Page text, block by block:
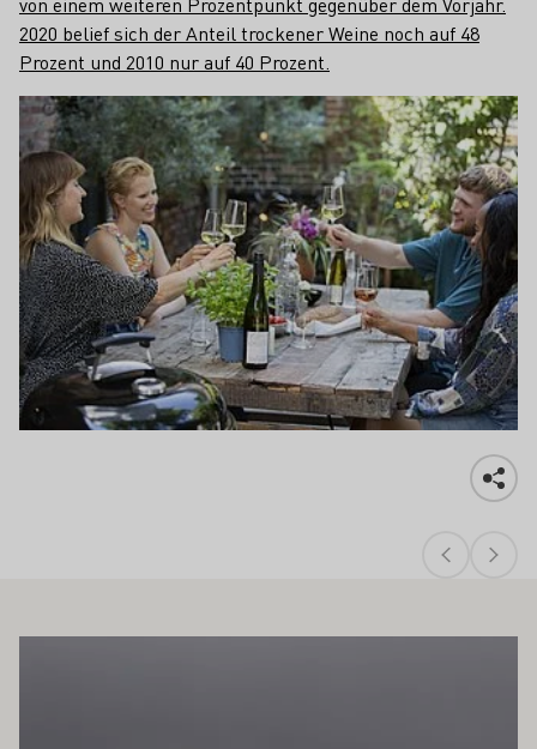
2020 belief sich der Anteil trockener Weine noch auf 48
Prozent und 2010 nur auf 40 Prozent.
INTERESSIEREN